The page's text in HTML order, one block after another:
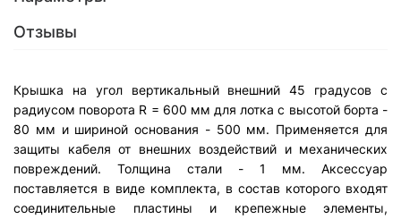
Отзывы
Крышка на угол вертикальный внешний 45 градусов с
радиусом поворота R = 600 мм для лотка с высотой борта -
80 мм и шириной основания - 500 мм. Применяется для
защиты кабеля от внешних воздействий и механических
повреждений. Толщина стали - 1 мм. Аксессуар
поставляется в виде комплекта, в состав которого входят
соединительные пластины и крепежные элементы,